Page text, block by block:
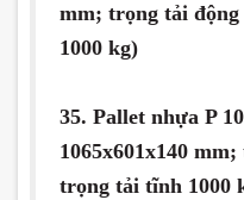
mm; trọng tải
1000 kg)
35. Pallet nhựa P
1065x601x140
trọng tải tĩnh 1000